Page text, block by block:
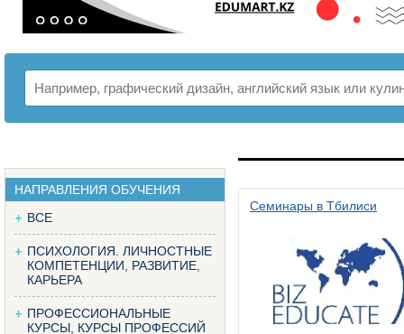
НАПРАВЛЕНИЯ ОБУЧЕНИЯ
ВСЕ
ПСИХОЛОГИЯ. ЛИЧНОСТНЫЕ
КОМПЕТЕНЦИИ, РАЗВИТИЕ,
КАРЬЕРА
ПРОФЕССИОНАЛЬНЫЕ
КУРСЫ, КУРСЫ ПРОФЕССИЙ
Семинары в Тбилиси